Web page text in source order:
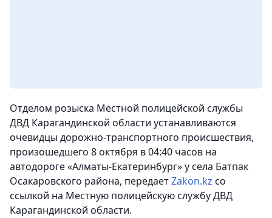
Отделом розыска Местной полицейской службы
ДВД Карагандинской области устанавливаются
очевидцы дорожно-транспортного происшествия,
произошедшего 8 октября в 04:40 часов на
автодороге «Алматы-Екатеринбург» у села Батпак
Осакаровского района, передаетZakon.kz со
ссылкой на Местную полицейскую службу ДВД
Карагандинской области.